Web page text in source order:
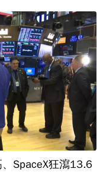
SpaceX狂瀉13.6